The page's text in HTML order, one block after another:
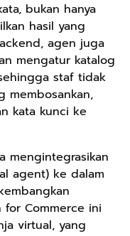
bukan hanya
hasil yang
agen juga
mengatur katalog
staf tidak
membosankan,
kata kunci ke
mengintegrasikan
agent) ke dalam
for Commerce ini
virtual, yang